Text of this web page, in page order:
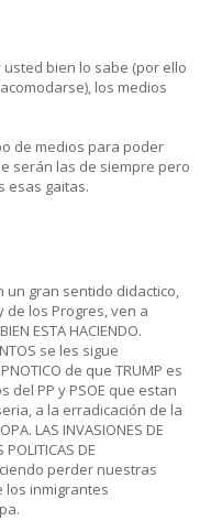
bien lo sabe (por ello
los medios
de medios para poder
serán las de siempre pero
esas gaitas.
un gran sentido didactico,
de los Progres, ven a
ESTA HACIENDO.
se les sigue
de que TRUMP es
del PP y PSOE que estan
a la erradicación de la
LAS INVASIONES DE
POLITICAS DE
perder nuestras
los inmigrantes